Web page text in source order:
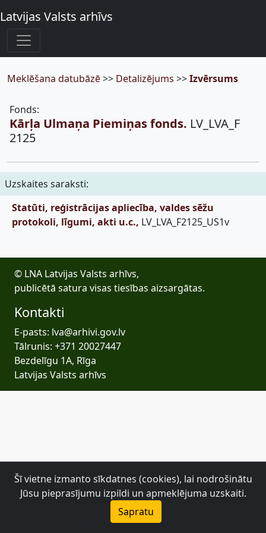
Latvijas Valsts arhīvs
Meklēšana datubāzē>> Detalizējums >>Izvērsums
Fonds:
Kārļa Ulmaņa Piemiņas fonds. LV_LVA_F
2125
Uzskaites saraksti:
Statūti, reģistrācijas apliecība, valdes sēžu
protokoli, līgumi, akti u.c., LV_LVA_F2125_US1v
© LNA Latvijas Valsts arhīvs,
publicētā satura visas tiesības aizsargātas.
Kontakti
E-pasts: lva@arhivi.gov.lv
Tālrunis: +371 20027447
Bezdelīgu 1A, Rīga
Latvijas Valsts arhīvs
Šī vietne izmanto sīkdatnes (cookies), lai nodrošinātu
Jūsu pieprasījumu izpildi un apmeklējuma uzskaiti.
Sapratu